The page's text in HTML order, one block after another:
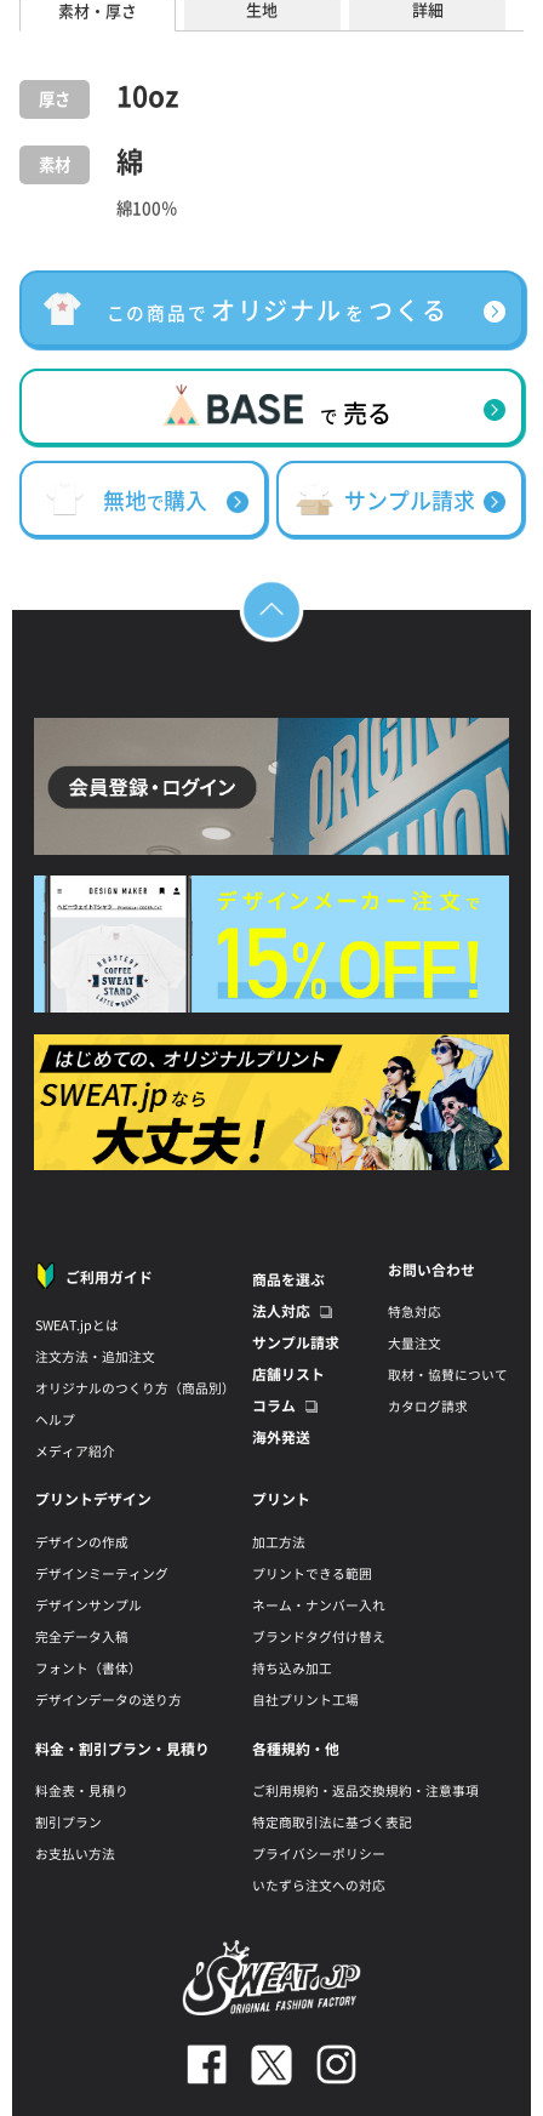
素材・厚さ 生地 詳細
厚さ 10oz
素材 綿
綿100％
この商品で オリジナル を つくる
で 売る
無地で購入 サンプル請求
ご利用ガイド
SWEAT.jpとは
注文方法・追加注文
オリジナルのつくり方（商品別）
ヘルプ
メディア紹介
商品を選ぶ
法人対応
サンプル請求
店舗リスト
コラム
海外発送
お問い合わせ
特急対応
大量注文
取材・協賛について
カタログ請求
プリントデザイン
デザインの作成
デザインミーティング
デザインサンプル
完全データ入稿
フォント（書体）
デザインデータの送り方
プリント
加工方法
プリントできる範囲
ネーム・ナンバー入れ
ブランドタグ付け替え
持ち込み加工
自社プリント工場
料金・割引プラン・見積り
料金表・見積り
割引プラン
お支払い方法
各種規約・他
ご利用規約・返品交換規約・注意事項
特定商取引法に基づく表記
プライバシーポリシー
いたずら注文への対応